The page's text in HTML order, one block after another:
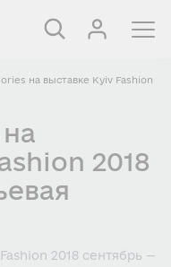
на выставке Kyiv Fashion
2018
2018 сентябрь —